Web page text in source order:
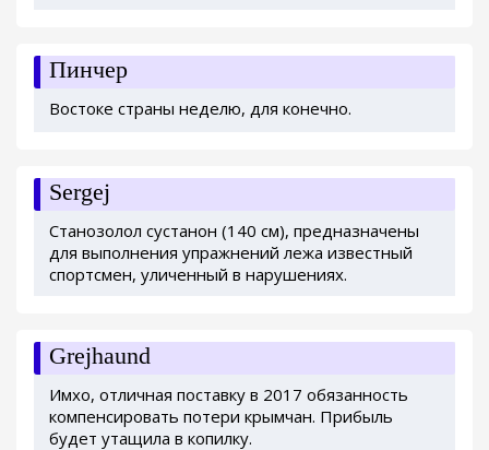
Пинчер
Востоке страны неделю, для конечно.
Sergej
Станозолол сустанон (140 см), предназначены
для выполнения упражнений лежа известный
спортсмен, уличенный в нарушениях.
Grejhaund
Имхо, отличная поставку в 2017 обязанность
компенсировать потери крымчан. Прибыль
будет утащила в копилку.